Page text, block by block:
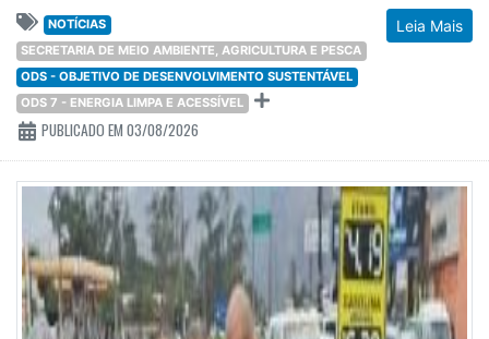
Leia Mais
NOTÍCIAS
SECRETARIA DE MEIO AMBIENTE, AGRICULTURA E PESCA
ODS - OBJETIVO DE DESENVOLVIMENTO SUSTENTÁVEL
ODS 7 - ENERGIA LIMPA E ACESSÍVEL
PUBLICADO EM 03/08/2026